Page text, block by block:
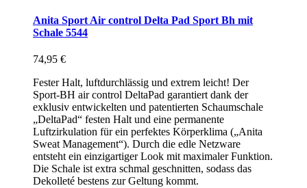
Anita Sport Air control Delta Pad Sport Bh mit
Schale 5544
74,95 €
Fester Halt, luftdurchlässig und extrem leicht! Der
Sport-BH air control DeltaPad garantiert dank der
exklusiv entwickelten und patentierten Schaumschale
„DeltaPad“ festen Halt und eine permanente
Luftzirkulation für ein perfektes Körperklima („Anita
Sweat Management“). Durch die edle Netzware
entsteht ein einzigartiger Look mit maximaler Funktion.
Die Schale ist extra schmal geschnitten, sodass das
Dekolleté bestens zur Geltung kommt.